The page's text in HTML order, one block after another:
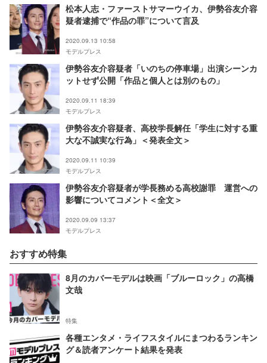
松本人志・ファーストサマーウイカ、伊勢谷友介容
疑者逮捕で“作品の罪”について言及
2020.09.13 10:58
モデルプレス
伊勢谷友介容疑者「いのちの停車場」出演シーンカ
ットせず公開「作品と個人とは別のもの」
2020.09.11 18:39
モデルプレス
伊勢谷友介容疑者、高校学長解任「学生に対する重
大な不誠実な行為」＜発表全文＞
2020.09.11 10:39
モデルプレス
伊勢谷友介容疑者が学長務める高校謝罪 運営への
影響についてコメント＜全文＞
2020.09.09 13:37
モデルプレス
おすすめ特集
8月のカバーモデルは映画「ブルーロック」の高橋
文哉
特集
各種エンタメ・ライフスタイルにまつわるランキン
グ＆読者アンケート結果を発表